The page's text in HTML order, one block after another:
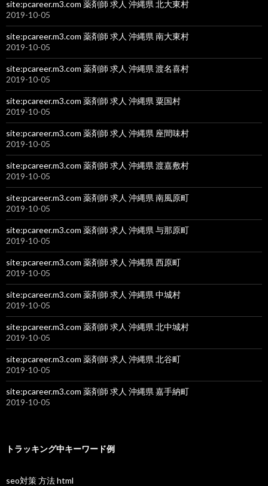
site:pcareer.m3.com 薬剤師 求人 沖縄県 北大東村
2019-10-05
site:pcareer.m3.com 薬剤師 求人 沖縄県 南大東村
2019-10-05
site:pcareer.m3.com 薬剤師 求人 沖縄県 渡名喜村
2019-10-05
site:pcareer.m3.com 薬剤師 求人 沖縄県 粟国村
2019-10-05
site:pcareer.m3.com 薬剤師 求人 沖縄県 座間味村
2019-10-05
site:pcareer.m3.com 薬剤師 求人 沖縄県 渡嘉敷村
2019-10-05
site:pcareer.m3.com 薬剤師 求人 沖縄県 南風原町
2019-10-05
site:pcareer.m3.com 薬剤師 求人 沖縄県 与那原町
2019-10-05
site:pcareer.m3.com 薬剤師 求人 沖縄県 西原町
2019-10-05
site:pcareer.m3.com 薬剤師 求人 沖縄県 中城村
2019-10-05
site:pcareer.m3.com 薬剤師 求人 沖縄県 北中城村
2019-10-05
site:pcareer.m3.com 薬剤師 求人 沖縄県 北谷町
2019-10-05
site:pcareer.m3.com 薬剤師 求人 沖縄県 嘉手納町
2019-10-05
トラッキング中キーワード例
seo対策 方法 html